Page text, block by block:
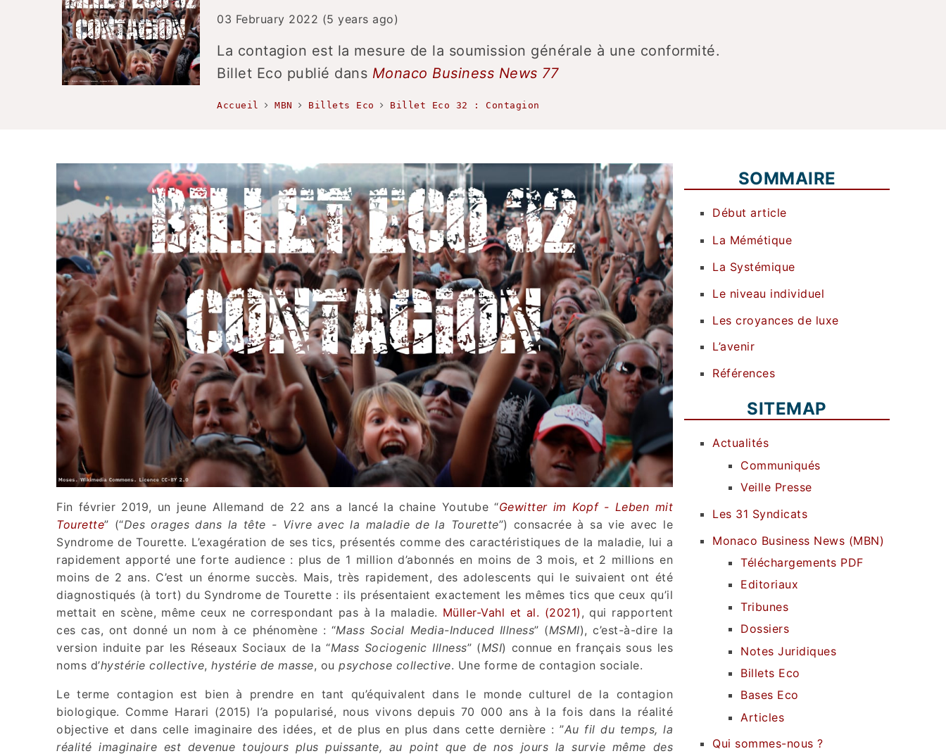
03 February 2022 (5 years ago)
La contagion est la mesure de la soumission générale à une conformité.
Billet Eco publié dans Monaco Business News 77
Accueil MBN Billets Eco Billet Eco 32 : Contagion
Fin février 2019, un jeune Allemand de 22 ans a lancé la chaine Youtube “Gewitter im Kopf - Leben mit
Tourette” (“Des orages dans la tête - Vivre avec la maladie de la Tourette”) consacrée à sa vie avec le
Syndrome de Tourette. L’exagération de ses tics, présentés comme des caractéristiques de la maladie, lui a
rapidement apporté une forte audience : plus de 1 million d’abonnés en moins de 3 mois, et 2 millions en
moins de 2 ans. C’est un énorme succès. Mais, très rapidement, des adolescents qui le suivaient ont été
diagnostiqués (à tort) du Syndrome de Tourette : ils présentaient exactement les mêmes tics que ceux qu’il
mettait en scène, même ceux ne correspondant pas à la maladie. Müller-Vahl et al. (2021) , qui rapportent
ces cas, ont donné un nom à ce phénomène : “Mass Social Media-Induced Illness” (MSMI), c’est-à-dire la
version induite par les Réseaux Sociaux de la “Mass Sociogenic Illness” (MSI) connue en français sous les
noms d’hystérie collective, hystérie de masse, ou psychose collective. Une forme de contagion sociale.
Le terme contagion est bien à prendre en tant qu’équivalent dans le monde culturel de la contagion
biologique. Comme Harari (2015) l’a popularisé, nous vivons depuis 70 000 ans à la fois dans la réalité
objective et dans celle imaginaire des idées, et de plus en plus dans cette dernière : ”Au fil du temps, la
réalité imaginaire est devenue toujours plus puissante, au point que de nos jours la survie même des
SOMMAIRE
Début article
La Mémétique
La Systémique
Le niveau individuel
Les croyances de luxe
L’avenir
Références
SITEMAP
Actualités
Communiqués
Veille Presse
Les 31 Syndicats
Monaco Business News (MBN)
Téléchargements PDF
Editoriaux
Tribunes
Dossiers
Notes Juridiques
Billets Eco
Bases Eco
Articles
Qui sommes-nous ?